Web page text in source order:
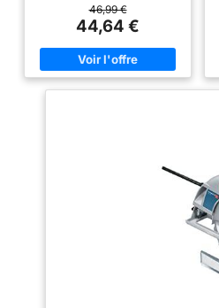
atteindre le bois, le PVC et
d'autres matériaux facilement
coupés Sécurité et confort: les
commutateurs d'assurance
doubles peuvent éviter
efficacement le danger causé
Réglage de la profondeur de
46,99 €
44,64 €